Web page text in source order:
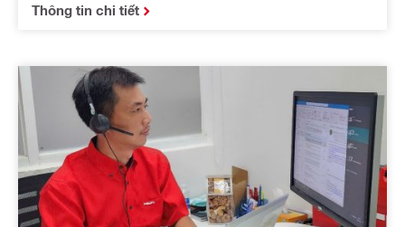
Thông tin chi tiết